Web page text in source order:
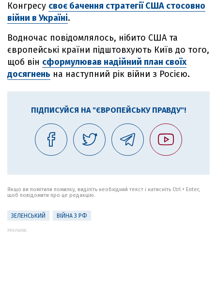
Конгресу своє бачення стратегії США стосовно
війни в Україні.
Водночас повідомлялось, нібито США та
європейські країни підштовхують Київ до того,
щоб він сформулював надійний план своїх
досягнень на наступний рік війни з Росією.
ПІДПИСУЙСЯ НА "ЄВРОПЕЙСЬКУ ПРАВДУ"!
Якщо ви помітили помилку, виділіть необхідний текст і натисніть Ctrl + Enter,
щоб повідомити про це редакцію.
ЗЕЛЕНСЬКИЙ ВІЙНА З РФ
РЕКЛАМА: